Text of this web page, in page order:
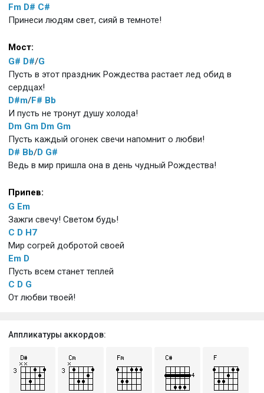
Fm D# C#
Принеси людям свет, сияй в темноте!
Мост:
G# D#/G
Пусть в этот праздник Рождества растает лед обид в
сердцах!
D#m/F# Bb
И пусть не тронут душу холода!
Dm Gm Dm Gm
Пусть каждый огонек свечи напомнит о любви!
D# Bb/D G#
Ведь в мир пришла она в день чудный Рождества!
Припев:
G Em
Зажги свечу! Светом будь!
C D H7
Мир согрей добротой своей
Em D
Пусть всем станет теплей
C D G
От любви твоей!
Аппликатуры аккордов: